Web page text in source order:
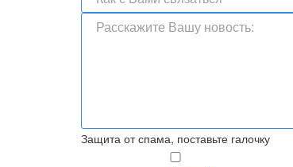
Защита от спама, поставьте галочку